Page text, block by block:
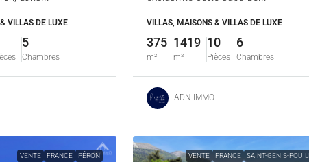
VILLAS DE LUXE
5
Chambres
VILLAS, MAISONS & VILLAS DE LUXE
375
m²
1419
m²
10
Pièces
6
Chambres
ADN IMMO
VENTE FRANCE PÉRON VENTE FRANCE SAINT-GENIS-